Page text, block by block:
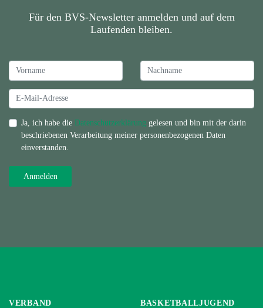
Für den BVS-Newsletter anmelden und auf dem
Laufenden bleiben.
Ja, ich habe die Datenschutzerklärung gelesen und bin mit der darin
beschriebenen Verarbeitung meiner personenbezogenen Daten
einverstanden.
VERBAND
BASKETBALLJUGEND